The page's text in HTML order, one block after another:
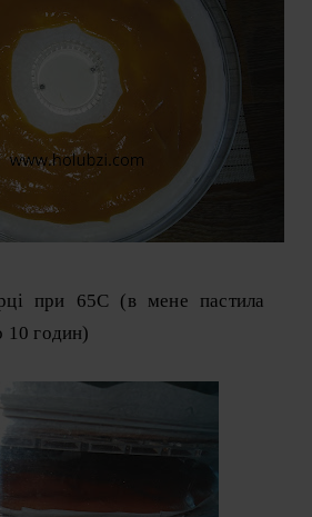
при 65С (в мене пастила
10 годин)